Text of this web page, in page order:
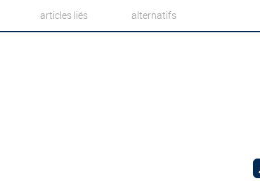
articles liés alternatifs